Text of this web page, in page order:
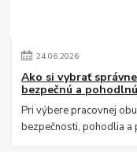
24.06.2026
Ako si vybrať
bezpečnú a
Pri výbere pracovnej
bezpečnosti, pohodlia a